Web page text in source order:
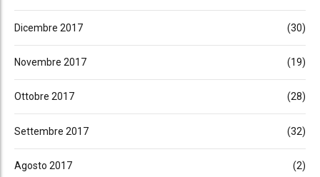
Dicembre 2017 (30)
Novembre 2017 (19)
Ottobre 2017 (28)
Settembre 2017 (32)
Agosto 2017 (2)